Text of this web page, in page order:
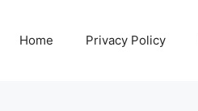
Home Privacy Policy